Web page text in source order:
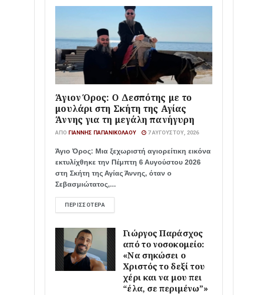
Άγιον Όρος: Ο Δεσπότης με το
μουλάρι στη Σκήτη της Αγίας
Άννης για τη μεγάλη πανήγυρη
ΑΠΌ ΓΙΆΝΝΗΣ ΠΑΠΑΝΙΚΟΛΆΟΥ 7 ΑΥΓΟΎΣΤΟΥ, 2026
Άγιο Όρος: Μια ξεχωριστή αγιορείτικη εικόνα
εκτυλίχθηκε την Πέμπτη 6 Αυγούστου 2026
στη Σκήτη της Αγίας Άννης, όταν ο
Σεβασμιώτατος,...
ΠΕΡΙΣΣΌΤΕΡΑ
Γιώργος Παράσχος
από το νοσοκομείο:
«Να σηκώσει ο
Χριστός το δεξί του
χέρι και να μου πει
“έλα, σε περιμένω”»